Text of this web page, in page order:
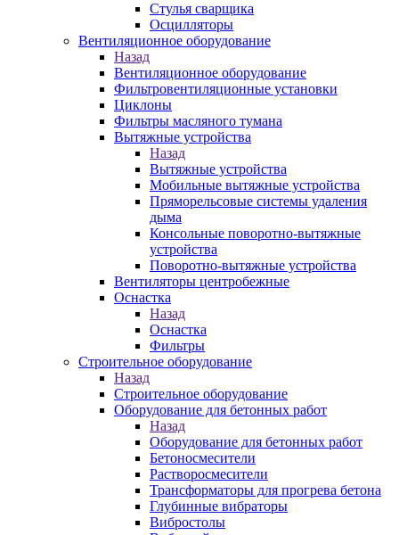
Стулья сварщика
Осцилляторы
Вентиляционное оборудование
Назад
Вентиляционное оборудование
Фильтровентиляционные установки
Циклоны
Фильтры масляного тумана
Вытяжные устройства
Назад
Вытяжные устройства
Мобильные вытяжные устройства
Пряморельсовые системы удаления
дыма
Консольные поворотно-вытяжные
устройства
Поворотно-вытяжные устройства
Вентиляторы центробежные
Оснастка
Назад
Оснастка
Фильтры
Строительное оборудование
Назад
Строительное оборудование
Оборудование для бетонных работ
Назад
Оборудование для бетонных работ
Бетоносмесители
Растворосмесители
Трансформаторы для прогрева бетона
Глубинные вибраторы
Вибростолы